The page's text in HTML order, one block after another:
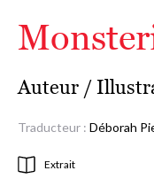
Auteur /
Traducteur : Déborah
Extrait